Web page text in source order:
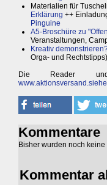
Materialien für
Erklärung ++
Pinguine
A5-Broschüre zu
Veranstaltungen,
Kreativ
Orga- und
Die Reader
Kommentare
Bisher wurden noch
Kommentar